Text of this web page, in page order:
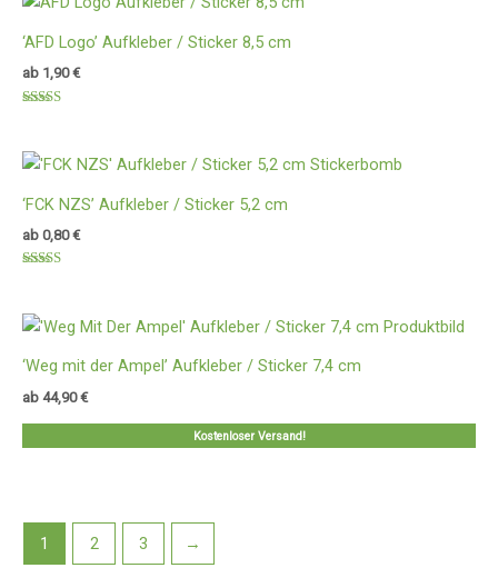
‘AFD Logo’ Aufkleber / Sticker 8,5 cm
ab 1,90€
von 5
‘FCK NZS’ Aufkleber / Sticker 5,2 cm
ab 0,80€
von 5
‘Weg mit der Ampel’ Aufkleber / Sticker 7,4 cm
ab 44,90€
Kostenloser Versand!
1 2 3 →